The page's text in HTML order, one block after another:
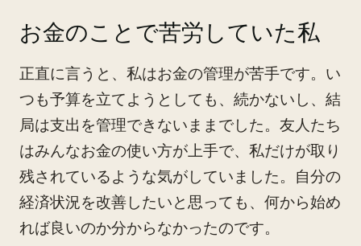
お金のことで苦労していた私
正直に言うと、私はお金の管理が苦手です。い
つも予算を立てようとしても、続かないし、結
局は支出を管理できないままでした。友人たち
はみんなお金の使い方が上手で、私だけが取り
残されているような気がしていました。自分の
経済状況を改善したいと思っても、何から始め
れば良いのか分からなかったのです。